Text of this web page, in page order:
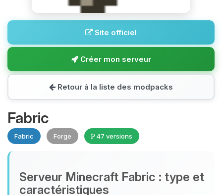
Site officiel
Créer mon serveur
Retour à la liste des modpacks
Fabric
Fabric Forge 47 versions
Serveur Minecraft Fabric : type et
caractéristiques